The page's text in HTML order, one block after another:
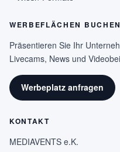
WERBEFLÄCHEN
Präsentieren Sie Ihr
Livecams, News und
Werbeplatz anfragen
KONTAKT
MEDIAVENTS e.K.